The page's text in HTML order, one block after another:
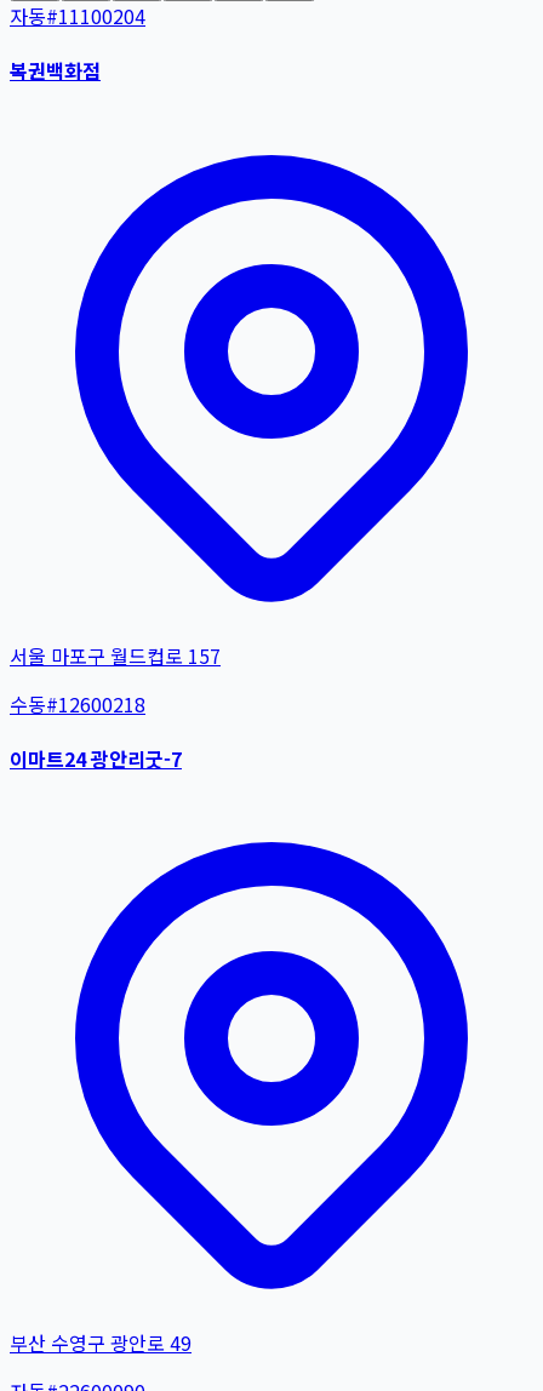
자동#11100204
복권백화점
서울 마포구 월드컵로 157
수동#12600218
이마트24 광안리굿-7
부산 수영구 광안로 49